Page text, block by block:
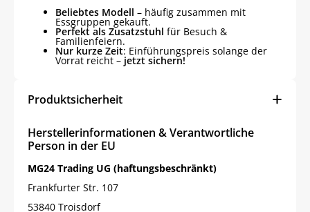
Beliebtes Modell – häufig zusammen mit
Essgruppen gekauft.
Perfekt als Zusatzstuhl für Besuch &
Familienfeiern.
Nur kurze Zeit: Einführungspreis solange der
Vorrat reicht – jetzt sichern!
Produktsicherheit
Herstellerinformationen & Verantwortliche
Person in der EU
MG24 Trading UG (haftungsbeschränkt)
Frankfurter Str. 107
53840 Troisdorf